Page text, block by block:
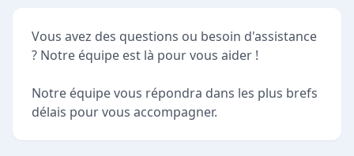
Vous avez des questions ou besoin d'assistance
? Notre équipe est là pour vous aider !
Notre équipe vous répondra dans les plus brefs
délais pour vous accompagner.